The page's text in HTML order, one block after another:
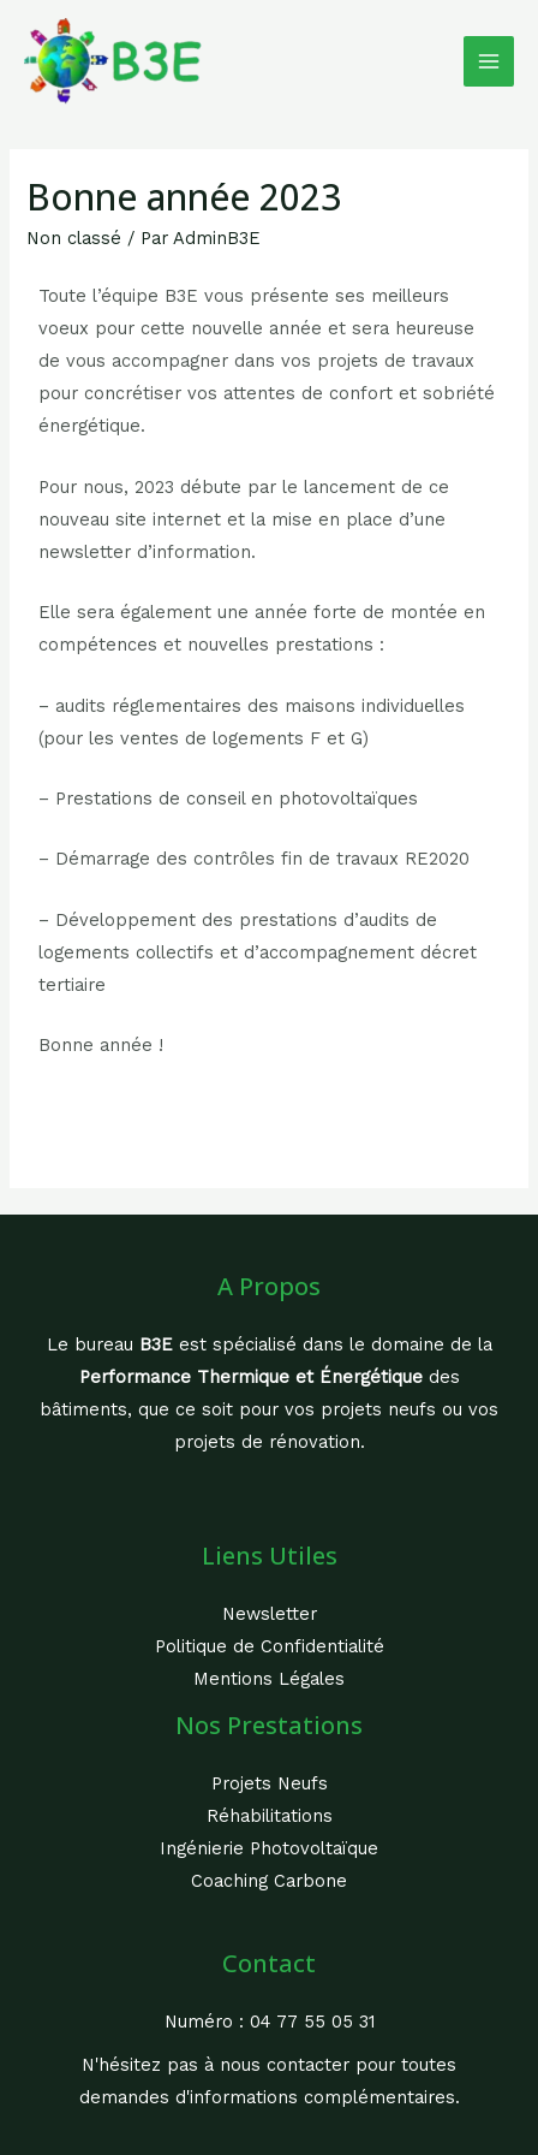
Bonne année 2023
Non classé / ParAdminB3E
Toute l’équipe B3E vous présente ses meilleurs
voeux pour cette nouvelle année et sera heureuse
de vous accompagner dans vos projets de travaux
pour concrétiser vos attentes de confort et sobriété
énergétique.
Pour nous, 2023 débute par le lancement de ce
nouveau site internet et la mise en place d’une
newsletter d’information.
Elle sera également une année forte de montée en
compétences et nouvelles prestations :
– audits réglementaires des maisons individuelles
(pour les ventes de logements F et G)
– Prestations de conseil en photovoltaïques
– Démarrage des contrôles fin de travaux RE2020
– Développement des prestations d’audits de
logements collectifs et d’accompagnement décret
tertiaire
Bonne année !
A Propos
Le bureau B3Eest spécialisé dans le domaine de la
Performance Thermique et Énergétiquedes
bâtiments, que ce soit pour vos projets neufs ou vos
projets de rénovation.
Liens Utiles
Newsletter
Politique de Confidentialité
Mentions Légales
Nos Prestations
Projets Neufs
Réhabilitations
Ingénierie Photovoltaïque
Coaching Carbone
Contact
Numéro : 04 77 55 05 31
N'hésitez pas à nous contacter pour toutes
demandes d'informations complémentaires.